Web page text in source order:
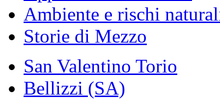
Ambiente e rischi
Storie di Mezzo
San Valentino Torio
Bellizzi (SA)